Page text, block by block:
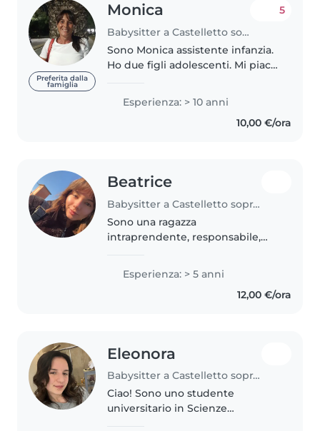
Preferita dalla
famiglia
Monica
Babysitter a Castelletto sopra Ticino
5
Sono Monica assistente infanzia.
Ho due figli adolescenti. Mi piace
italiana e automuniita Seria e
disponibile. Lavoro da circa due
Esperienza: > 10 anni
10,00 €/ora
Beatrice
Babysitter a Castelletto sopra Ticino
Sono una ragazza
intraprendente, responsabile,
adolescenti. Ho iniziato a fare da
babysitter quando avevo 10 anni
Esperienza: > 5 anni
12,00 €/ora
Eleonora
Babysitter a Castelletto sopra Ticino
Ciao! Sono uno studente
universitario in Scienze